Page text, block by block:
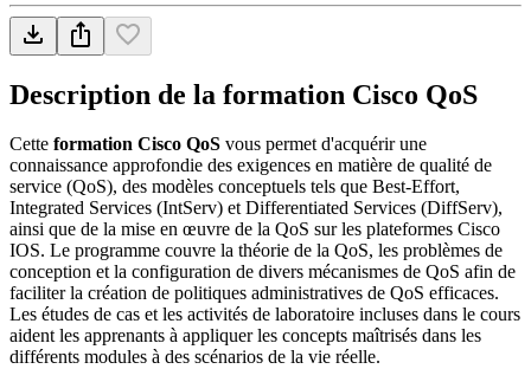
Description de la formation Cisco QoS
Cette formation Cisco QoS vous permet d'acquérir une
connaissance approfondie des exigences en matière de qualité de
service (QoS), des modèles conceptuels tels que Best-Effort,
Integrated Services (IntServ) et Differentiated Services (DiffServ),
ainsi que de la mise en œuvre de la QoS sur les plateformes Cisco
IOS. Le programme couvre la théorie de la QoS, les problèmes de
conception et la configuration de divers mécanismes de QoS afin de
faciliter la création de politiques administratives de QoS efficaces.
Les études de cas et les activités de laboratoire incluses dans le cours
aident les apprenants à appliquer les concepts maîtrisés dans les
différents modules à des scénarios de la vie réelle.